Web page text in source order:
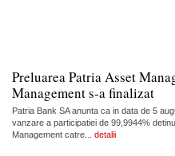
Preluarea Patria Asset
Management s-a finalizat
Patria Bank SA anunta ca in data de 5
vanzare a participatiei de 99,9944%
Management catre... detalii